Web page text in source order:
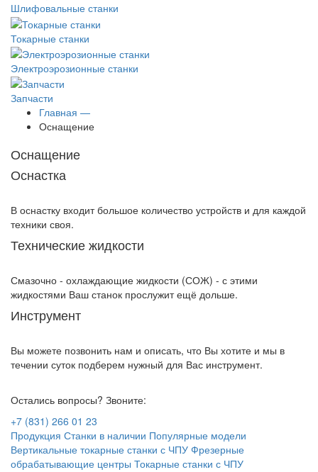
Шлифовальные станки
Токарные станки
Электроэрозионные станки
Запчасти
Главная —
Оснащение
Оснащение
Оснастка
В оснастку входит большое количество устройств и для каждой
техники своя.
Технические жидкости
Смазочно - охлаждающие жидкости (СОЖ) - с этими
жидкостями Ваш станок прослужит ещё дольше.
Инструмент
Вы можете позвонить нам и описать, что Вы хотите и мы в
течении суток подберем нужный для Вас инструмент.
Остались вопросы? Звоните:
+7 (831) 266 01 23
Продукция Станки в наличии Популярные модели
Вертикальные токарные станки с ЧПУ Фрезерные
обрабатывающие центры Токарные станки с ЧПУ